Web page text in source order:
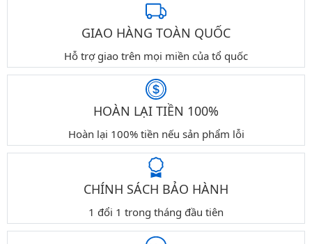
GIAO HÀNG TOÀN QUỐC
Hỗ trợ giao trên mọi miền của tổ quốc
HOÀN LẠI TIỀN 100%
Hoàn lại 100% tiền nếu sản phẩm lỗi
CHÍNH SÁCH BẢO HÀNH
1 đổi 1 trong tháng đầu tiên